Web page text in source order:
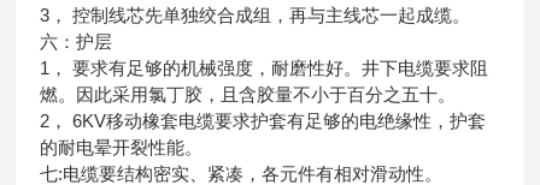
3， 控制线芯先单独绞合成组，再与主线芯一起成缆。
六：护层
1， 要求有足够的机械强度，耐磨性好。井下电缆要求阻
燃。因此采用氯丁胶，且含胶量不小于百分之五十。
2， 6KV移动橡套电缆要求护套有足够的电绝缘性，护套
的耐电晕开裂性能。
七:电缆要结构密实、紧凑，各元件有相对滑动性。